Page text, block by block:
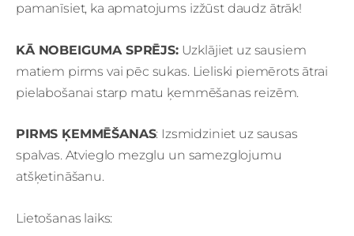
pamanīsiet, ka apmatojums izžūst daudz ātrāk!
KĀ NOBEIGUMA SPRĒJS:Uzklājiet uz sausiem
matiem pirms vai pēc sukas. Lieliski piemērots ātrai
pielabošanai starp matu ķemmēšanas reizēm.
PIRMS ĶEMMĒŠANAS: Izsmidziniet uz sausas
spalvas. Atvieglo mezglu un samezglojumu
atšķetināšanu.
Lietošanas laiks: